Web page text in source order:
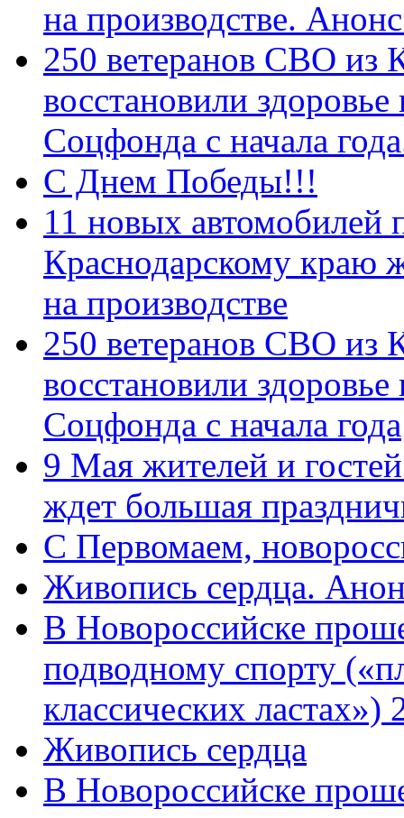
на производстве.
250 ветеранов СВО из
восстановили
Соцфонда с начала
С Днем Победы!!!
11 новых автомобилей
Краснодарскому краю
на производстве
250 ветеранов СВО из
восстановили
Соцфонда с начала года
9 Мая жителей и
ждет большая
C Первомаем,
Живопись сердца.
В Новороссийске
подводному спорту
классических
Живопись сердца
В Новороссийске